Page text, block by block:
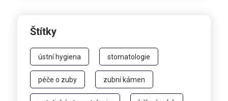
Štítky
ústní hygiena stomatologie
péče o zuby zubní kámen